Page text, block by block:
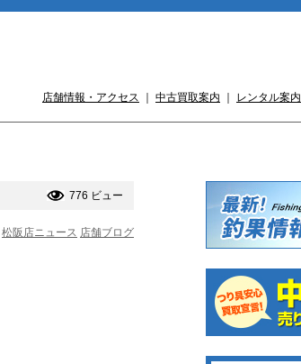
店舗情報・アクセス 中古買取案内 レンタル案内
776 ビュー
松阪店ニュース 店舗ブログ